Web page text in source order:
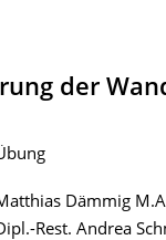
der
Dämmig
Rest. Andrea